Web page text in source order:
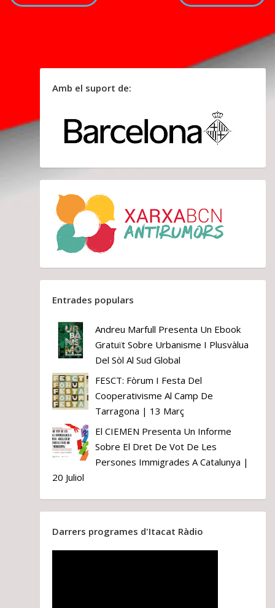
Amb el suport de:
Entrades populars
Andreu Marfull Presenta Un Ebook
Gratuït Sobre Urbanisme I Plusvàlua
Del Sòl Al Sud Global
FESCT: Fòrum I Festa Del
Cooperativisme Al Camp De
Tarragona | 13 Març
El CIEMEN Presenta Un Informe
Sobre El Dret De Vot De Les
Persones Immigrades A Catalunya |
20 Juliol
Darrers programes d'Itacat Ràdio